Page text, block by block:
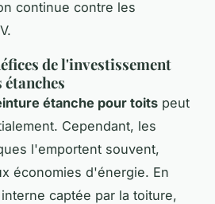
continue contre les
de l'investissement
étanche pour toits peut
Cependant, les
l'emportent souvent,
économies d'énergie. En
captée par la toiture,